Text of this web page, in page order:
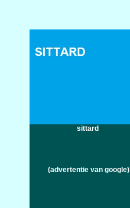
sittard
(advertentie van google)